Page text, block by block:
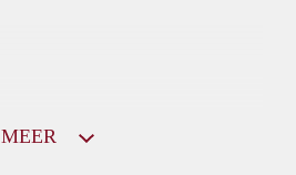
MEER